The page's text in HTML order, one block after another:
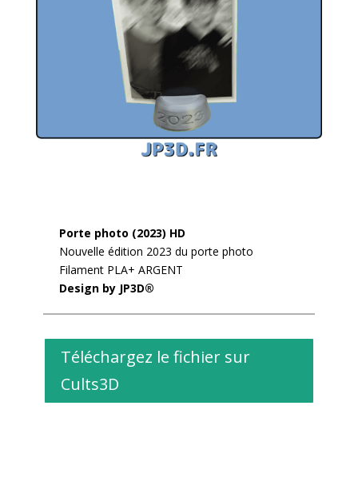
Porte photo (2023) HD
Nouvelle édition 2023 du porte photo
Filament PLA+ ARGENT
Design by JP3D®
Téléchargez le fichier sur
Cults3D